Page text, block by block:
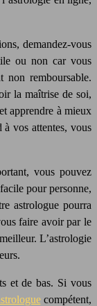
demandez-vous
ou non car vous
non remboursable.
la maîtrise de soi,
apprendre à mieux
vos attentes, vous
vous pouvez
pour personne,
astrologue pourra
faire avoir par le
L’astrologie
et de bas. Si vous
compétent,